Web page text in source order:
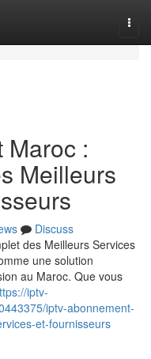
Maroc :
Meilleurs
Discuss
des Meilleurs Services
une solution
au Maroc. Que vous
iptv-
iptv-abonnement-
et-fournisseurs